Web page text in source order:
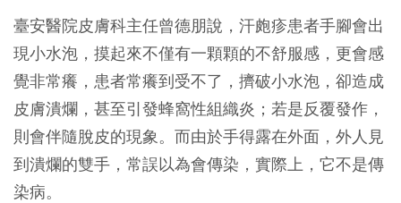
臺安醫院皮膚科主任曾德朋說，汗皰疹患者手腳會出
現小水泡，摸起來不僅有一顆顆的不舒服感，更會感
覺非常癢，患者常癢到受不了，擠破小水泡，卻造成
皮膚潰爛，甚至引發蜂窩性組織炎；若是反覆發作，
則會伴隨脫皮的現象。而由於手得露在外面，外人見
到潰爛的雙手，常誤以為會傳染，實際上，它不是傳
染病。